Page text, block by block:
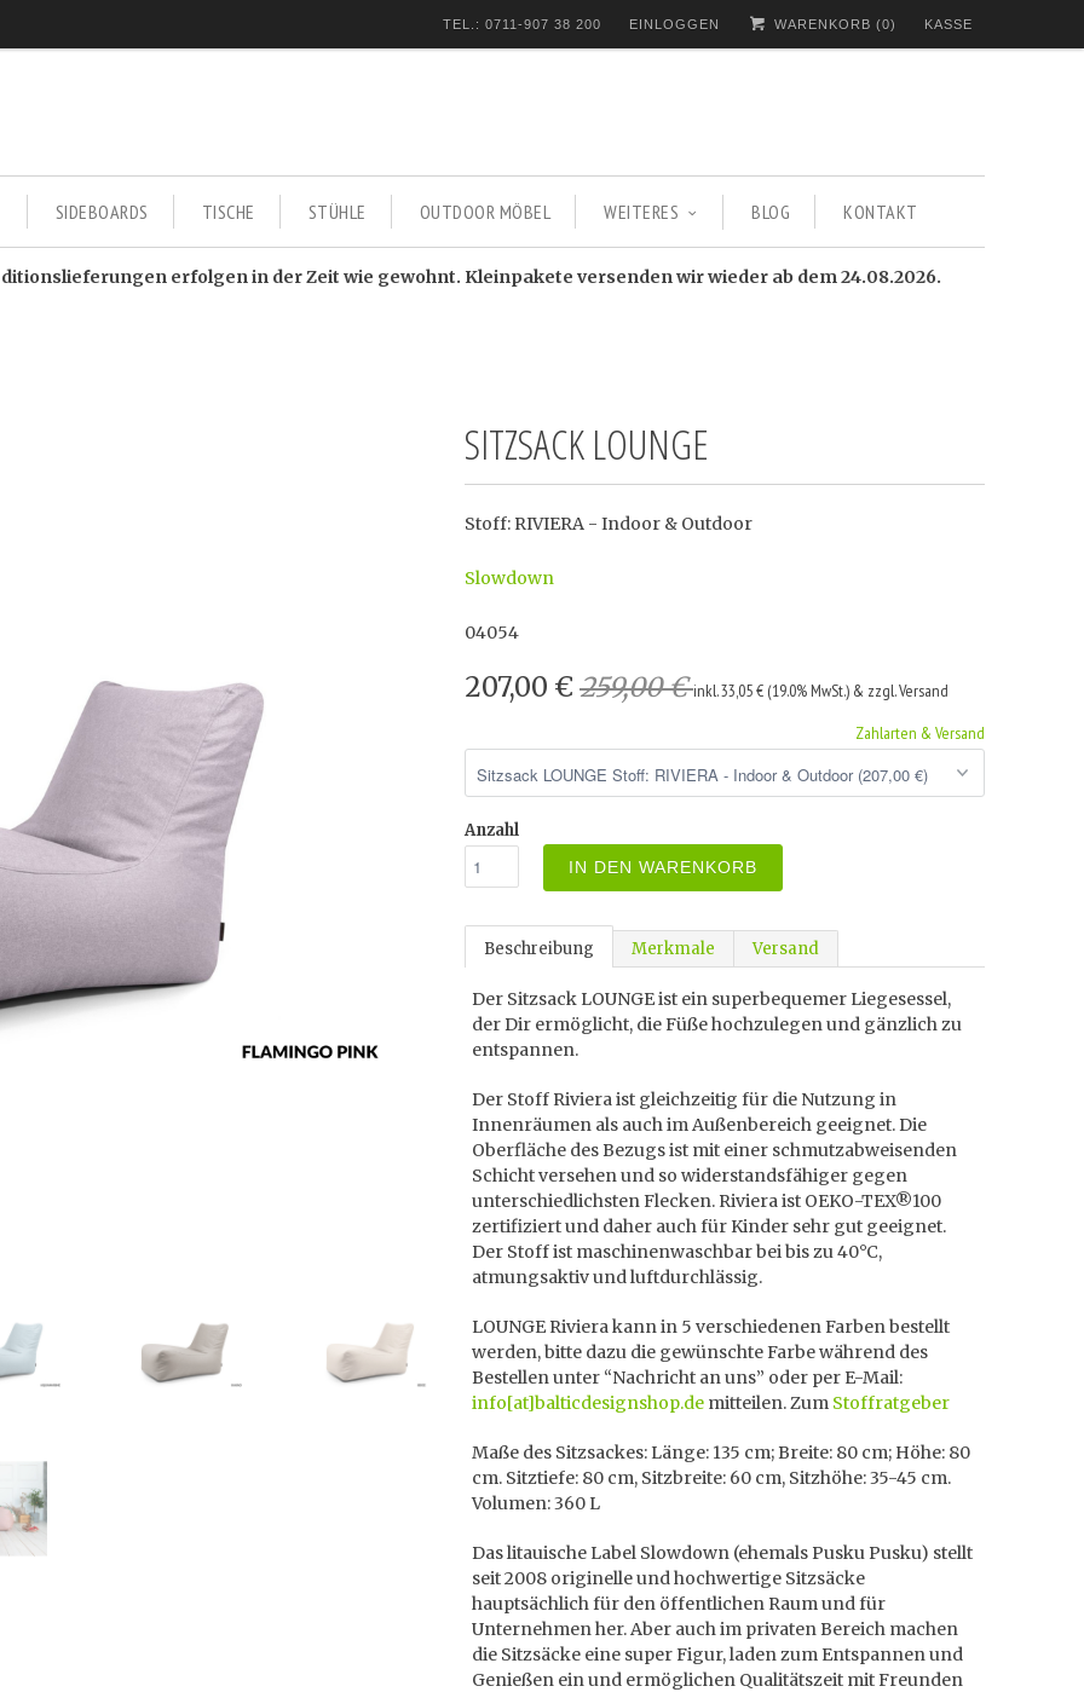
TEL.: 0711-907 38 200 EINLOGGEN WARENKORB (0) KASSE
SIDEBOARDS TISCHE STÜHLE OUTDOOR MÖBEL WEITERES BLOG KONTAKT
erfolgen in der Zeit wie gewohnt. Kleinpakete versenden wir wieder ab dem 24.08.2026.
SITZSACK LOUNGE
Stoff: RIVIERA - Indoor & Outdoor
Slowdown
04054
207,00 € 259,00 €inkl. 33,05 € (19.0% MwSt.) & zzgl. Versand
Zahlarten & Versand
Anzahl
IN DEN WARENKORB
Beschreibung Merkmale Versand
Der Sitzsack LOUNGE ist ein superbequemer Liegesessel,
der Dir ermöglicht, die Füße hochzulegen und gänzlich zu
entspannen.
Der Stoff Riviera ist gleichzeitig für die Nutzung in
Innenräumen als auch im Außenbereich geeignet. Die
Oberfläche des Bezugs ist mit einer schmutzabweisenden
Schicht versehen und so widerstandsfähiger gegen
unterschiedlichsten Flecken. Riviera ist OEKO-TEX®100
zertifiziert und daher auch für Kinder sehr gut geeignet.
Der Stoff ist maschinenwaschbar bei bis zu 40°C,
atmungsaktiv und luftdurchlässig.
LOUNGE Riviera kann in 5 verschiedenen Farben bestellt
werden, bitte dazu die gewünschte Farbe während des
Bestellen unter “Nachricht an uns” oder per E-Mail:
info[at]balticdesignshop.de mitteilen. Zum Stoffratgeber
Maße des Sitzsackes: Länge: 135 cm; Breite: 80 cm; Höhe: 80
cm. Sitztiefe: 80 cm, Sitzbreite: 60 cm, Sitzhöhe: 35-45 cm.
Volumen: 360 L
Das litauische Label Slowdown (ehemals Pusku Pusku) stellt
seit 2008 originelle und hochwertige Sitzsäcke
hauptsächlich für den öffentlichen Raum und für
Unternehmen her. Aber auch im privaten Bereich machen
die Sitzsäcke eine super Figur, laden zum Entspannen und
Genießen ein und ermöglichen Qualitätszeit mit Freunden